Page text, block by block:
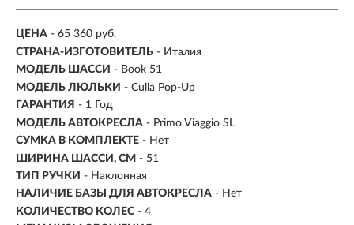
ЦЕНА - 65 360 руб.
СТРАНА-ИЗГОТОВИТЕЛЬ - Италия
МОДЕЛЬ ШАССИ - Book 51
МОДЕЛЬ ЛЮЛЬКИ - Culla Pop-Up
ГАРАНТИЯ - 1 Год
МОДЕЛЬ АВТОКРЕСЛА - Primo Viaggio SL
СУМКА В КОМПЛЕКТЕ - Нет
ШИРИНА ШАССИ, СМ - 51
ТИП РУЧКИ - Наклонная
НАЛИЧИЕ БАЗЫ ДЛЯ АВТОКРЕСЛА - Нет
КОЛИЧЕСТВО КОЛЕС - 4